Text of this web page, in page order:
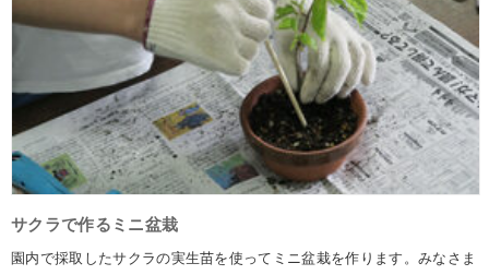
サクラで作るミニ盆栽
園内で採取したサクラの実生苗を使ってミニ盆栽を作ります。みなさま